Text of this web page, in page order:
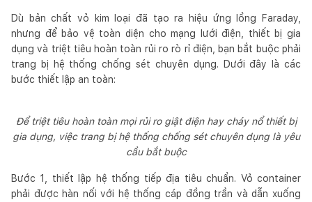
Dù bản chất vỏ kim loại đã tạo ra hiệu ứng lồng Faraday,
nhưng để bảo vệ toàn diện cho mạng lưới điện, thiết bị gia
dụng và triệt tiêu hoàn toàn rủi ro rò rỉ điện, bạn bắt buộc phải
trang bị hệ thống chống sét chuyên dụng. Dưới đây là các
bước thiết lập an toàn:
Để triệt tiêu hoàn toàn mọi rủi ro giật điện hay cháy nổ thiết bị
gia dụng, việc trang bị hệ thống chống sét chuyên dụng là yêu
cầu bắt buộc
Bước 1, thiết lập hệ thống tiếp địa tiêu chuẩn. Vỏ container
phải được hàn nối với hệ thống cáp đồng trần và dẫn xuống